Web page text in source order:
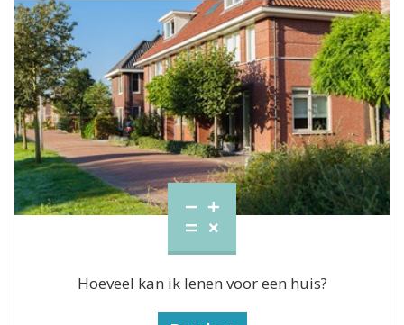
Hoeveel kan ik lenen voor een huis?